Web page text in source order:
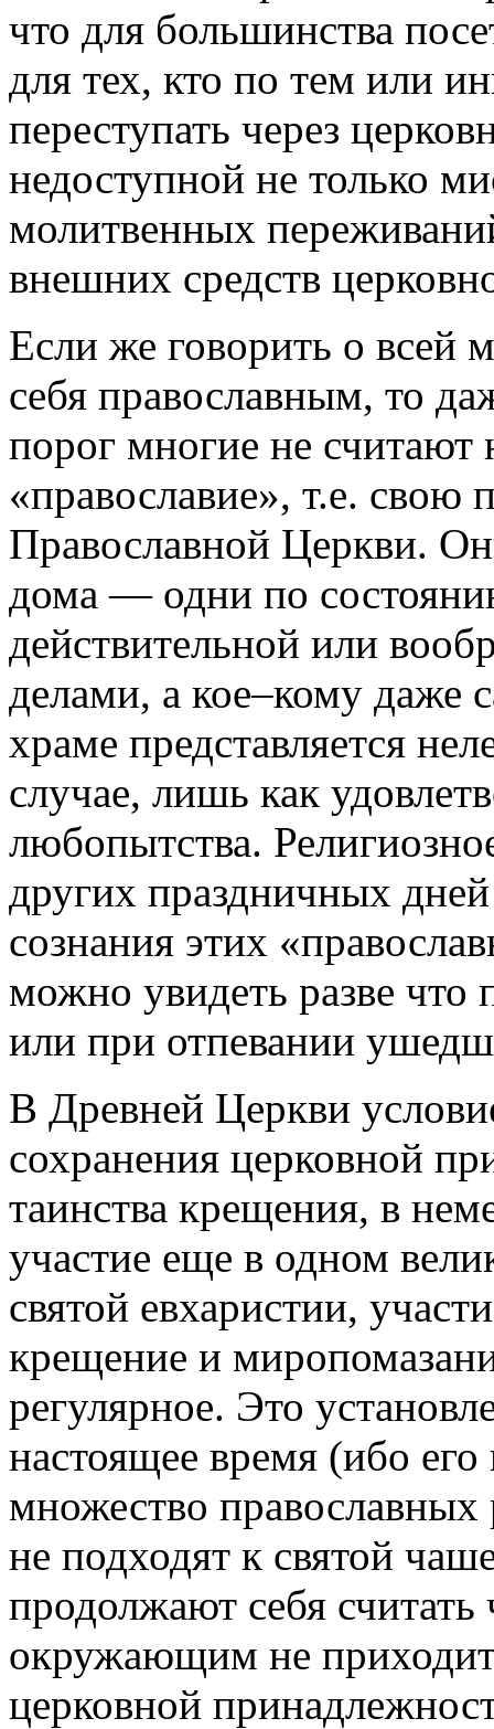
что для большинства
для тех, кто по тем или
переступать через
недоступной не только
молитвенных
внешних средств
Если же говорить о всей
себя православным, то
порог многие не
«православие», т.е. свою
Православной Церкви.
дома — одни по
действительной или
делами, а кое–кому даже
храме представляется
случае, лишь как
любопытства.
других праздничных дней
сознания этих
можно увидеть разве
или при отпевании
В Древней Церкви
сохранения церковной
таинства крещения, в
участие еще в одном
святой евхаристии,
крещение и
регулярное. Это
настоящее время (ибо
множество православных
не подходят к святой
продолжают себя
окружающим не приходит
церковной